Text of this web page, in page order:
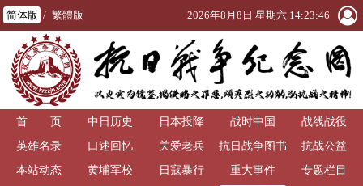
简体版 / 繁體版 2026年8月8日 星期六 14:23:46
首 页 中日历史 日本投降 战时中国
战线战役
英雄名录
口述回忆 关爱老兵
抗日战争图书
馆
抗战公益
本站动态
黄埔军校 日寇暴行 重大事件
专题栏目